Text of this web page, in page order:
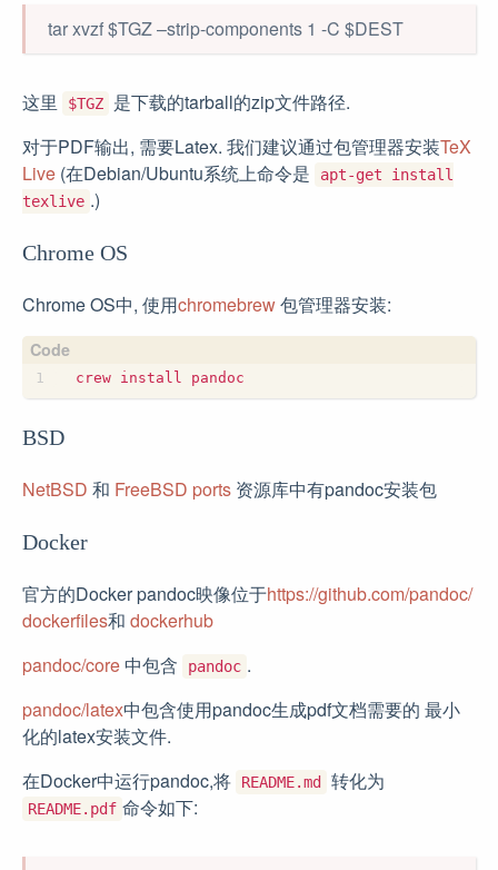
tar xvzf $TGZ –strip-components 1 -C $DEST
这里 $TGZ
是下载的tarball的zip文件路径.
对于PDF输出, 需要Latex. 我们建议通过包管理器安装TeX
Live (在Debian/Ubuntu系统上命令是
apt-get install
texlive .)
Chrome OS
Chrome OS中, 使用chromebrew包管理器安装:
BSD
NetBSD 和 FreeBSD ports 资源库中有pandoc安装包
Docker
官方的Docker pandoc映像位于https://github.com/pandoc/
dockerfiles和 dockerhub
pandoc/core 中包含 pandoc .
pandoc/latex中包含使用pandoc生成pdf文档需要的 最小
化的latex安装文件.
在Docker中运行pandoc,将
README.md 转化为
README.pdf 命令如下: